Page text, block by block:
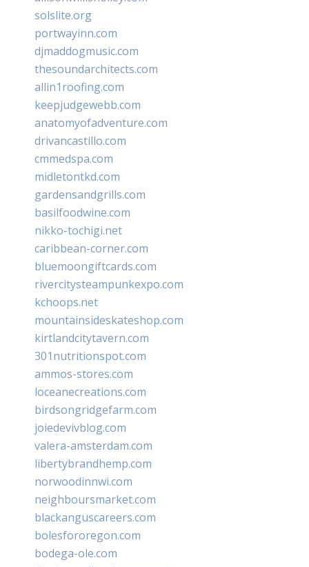
solslite.org
portwayinn.com
djmaddogmusic.com
thesoundarchitects.com
allin1roofing.com
keepjudgewebb.com
anatomyofadventure.com
drivancastillo.com
cmmedspa.com
midletontkd.com
gardensandgrills.com
basilfoodwine.com
nikko-tochigi.net
caribbean-corner.com
bluemoongiftcards.com
rivercitysteampunkexpo.com
kchoops.net
mountainsideskateshop.com
kirtlandcitytavern.com
301nutritionspot.com
ammos-stores.com
loceanecreations.com
birdsongridgefarm.com
joiedevivblog.com
valera-amsterdam.com
libertybrandhemp.com
norwoodinnwi.com
neighboursmarket.com
blackanguscareers.com
bolesfororegon.com
bodega-ole.com